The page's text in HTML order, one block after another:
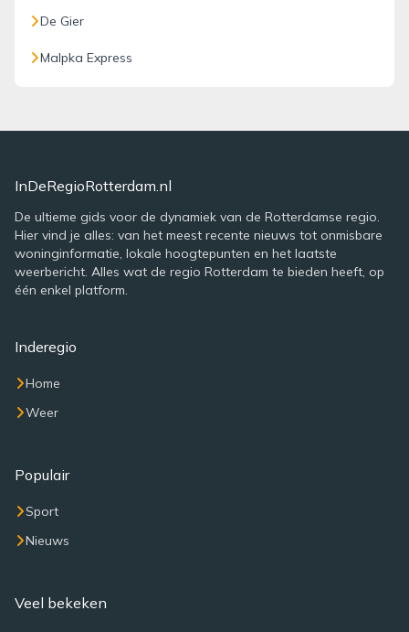
De Gier
Malpka Express
InDeRegioRotterdam.nl
De ultieme gids voor de dynamiek van de Rotterdamse regio.
Hier vind je alles: van het meest recente nieuws tot onmisbare
woninginformatie, lokale hoogtepunten en het laatste
weerbericht. Alles wat de regio Rotterdam te bieden heeft, op
één enkel platform.
Inderegio
Home
Weer
Populair
Sport
Nieuws
Veel bekeken